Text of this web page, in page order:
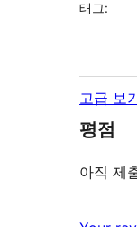
태그:
고급 보
평점
아직 제